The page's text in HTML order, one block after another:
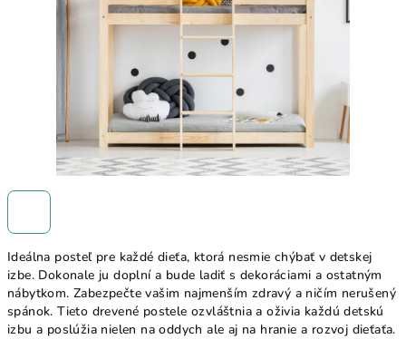
Ideálna posteľ pre každé dieťa, ktorá nesmie chýbať v detskej
izbe. Dokonale ju doplní a bude ladiť s dekoráciami a ostatným
nábytkom. Zabezpečte vašim najmenším zdravý a ničím nerušený
spánok. Tieto drevené postele ozvláštnia a oživia každú detskú
izbu a poslúžia nielen na oddych ale aj na hranie a rozvoj dieťaťa.